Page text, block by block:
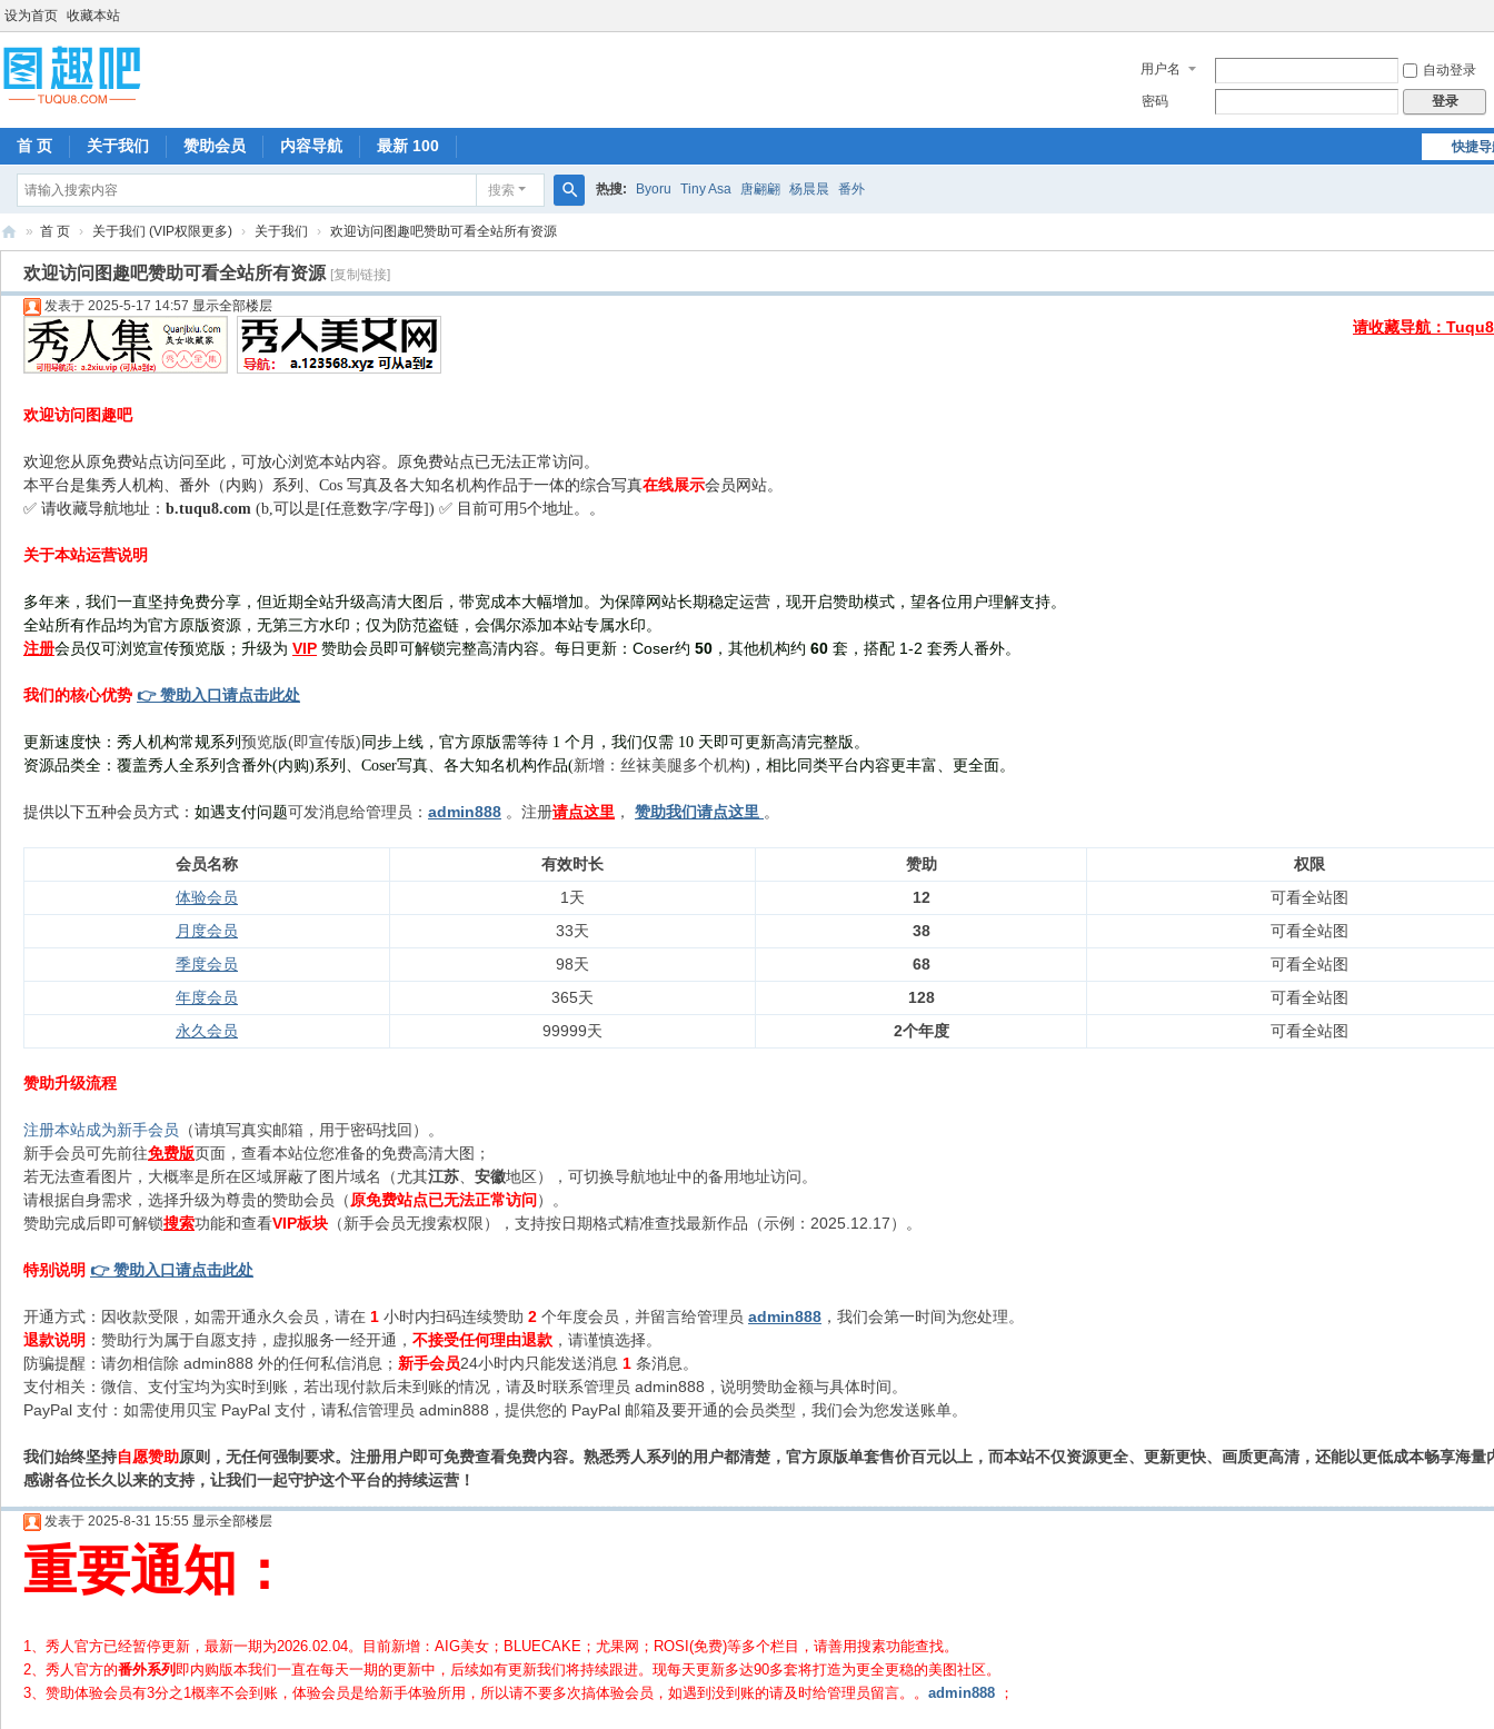
设为首页 收藏本站
用户名
自动登录
密码
登录
快捷
首 页 关于我们 赞助会员 内容导航 最新 100
搜索
索
热搜: Byoru Tiny Asa 唐翩翩 杨晨晨 番外
趣
» 首 页 › 关于我们 (VIP权限更多) › 关于我们 › 欢迎访问图趣吧赞助可看全站所有资源
欢迎访问图趣吧赞助可看全站所有资源 [复制链接]
发表于 2025-5-17 14:57 显示全部楼层
请收藏导航：
欢迎访问图趣吧
欢迎您从原免费站点访问至此，可放心浏览本站内容。原免费站点已无法正常访问。
本平台是集秀人机构、番外（内购）系列、Cos 写真及各大知名机构作品于一体的综合写真在线展示会员网站。
✅ 请收藏导航地址： b.tuqu8.com (b,可以是[任意数字/字母]) ✅ 目前可用5个地址。。
关于本站运营说明
多年来，我们一直坚持免费分享，但近期全站升级高清大图后，带宽成本大幅增加。为保障网站长期稳定运营，现开启赞助模式，望各位用户理解支持。
全站所有作品均为官方原版资源，无第三方水印；仅为防范盗链，会偶尔添加本站专属水印。
注册会员仅可浏览宣传预览版 ； 升级为 VIP 赞助会员即可解锁完整高清内容。每日更新： Coser约 50 ，其他机构约 60 套， 搭配 1-2 套秀人番外。
我们的核心优势 👉 赞助入口请点击此处
更新速度快：秀人机构常规系列 预览版(即宣传版) 同步上线，官方原版需等待 1 个月，我们仅需 10 天即可更新高清完整版。
资源品类全：覆盖秀人全系列含番外(内购)系列、Coser写真、各大知名机构作品(新增：丝袜美腿多个机构)，相比同类平台内容更丰富、更全面。
提供以下五种会员方式： 如遇支付问题可发消息给管理员： admin888 。注册请点这里 ， 赞助我们请点这里 。
会员名称 有效时长 赞助
权限
体验会员
1天 12
可看全站图
月度会员
33天 38
可看全站图
季度会员
98天 68
可看全站图
年度会员
365天 128
可看全站图
永久会员
99999天 2个年度 可看全站图
赞助升级流程
注册本站成为新手会员 （请填写真实邮箱，用于密码找回）。
新手会员可先前往免费版页面，查看本站位您准备的免费高清大图；
若无法查看图片，大概率是所在区域屏蔽了图片域名（尤其江苏 安徽地区），可切换导航地址中的备用地址访问。
请根据自身需求，选择升级为尊贵的赞助会员（原免费站点已无法正常访问 ）。
赞助完成后即可解锁搜索功能和查看VIP板块 （新手会员无搜索权限），支持按日期格式精准查找最新作品（示例：2025.12.17）。
特别说明 👉 赞助入口请点击此处
开通方式：因收款受限，如需开通永久会员，请在 1 小时内扫码连续赞助 2 个年度会员，并留言给管理员 admin888 ，我们会第一时间为您处理。
退款说明 ：赞助行为属于自愿支持，虚拟服务一经开通， 不接受任何理由退款 ，请谨慎选择。
防骗提醒：请勿相信除 admin888 外的任何私信消息； 新手会员24小时内只能发送消息 1 条消息。
支付相关：微信、支付宝均为实时到账，若出现付款后未到账的情况，请及时联系管理员 admin888，说明赞助金额与具体时间。
PayPal 支付：如需使用贝宝 PayPal 支付，请私信管理员 admin888，提供您的 PayPal 邮箱及要开通的会员类型，我们会为您发送账单。
我们始终坚持自愿赞助原则，无任何强制要求。注册用户即可免费查看免费内容。熟悉秀人系列的用户都清楚，官方原版单套售价百元以上，而本站不仅资源更全、更新更快、画质更高清，还能以更低成本畅享海量
感谢各位长久以来的支持，让我们一起守护这个平台的持续运营！
发表于 2025-8-31 15:55 显示全部楼层
重要通知：
1、秀人官方已经暂停更新，最新一期为2026.02.04。目前新增：AIG美女；BLUECAKE；尤果网；ROSI(免费)等多个栏目，请善用搜素功能查找。
2、 秀人官方的番外系列 即内购版本我们一直在每天一期的更新中，后续如有更新我们将持续跟进。现每天更新多达90多套将打造为更全更稳的美图社区。
3、赞助体验会员有3分之1概率不会到账，体验会员是给新手体验所用，所以请不要多次搞体验会员，如遇到没到账的请及时给管理员留言。。 admin888 ；